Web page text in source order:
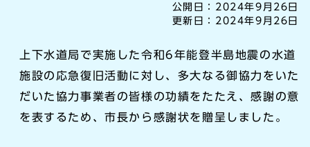
公開日： 2024年9月26日
更新日： 2024年9月26日
上下水道局で実施した令和6年能登半島地震の水道
施設の応急復旧活動に対し、多大なる御協力をいた
だいた協力事業者の皆様の功績をたたえ、感謝の意
を表するため、市長から感謝状を贈呈しました。